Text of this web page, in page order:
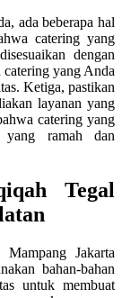
ada beberapa hal
catering yang
dengan
yang Anda
Ketiga, pastikan
layanan yang
catering yang
yang ramah dan
Tegal
Jakarta
bahan-bahan
untuk membuat